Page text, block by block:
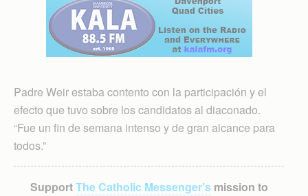
Padre Weir estaba contento con la participación y el
efecto que tuvo sobre los candidatos al diaconado.
“Fue un fin de semana intenso y de gran alcance para
todos.”
SupportThe Catholic Messenger’smission to